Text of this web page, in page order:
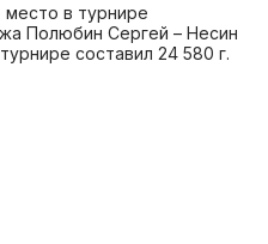
место в турнире
Полюбин Сергей – Несин
составил 24 580 г.